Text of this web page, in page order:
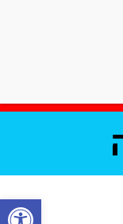
פתח סרגל נגישות